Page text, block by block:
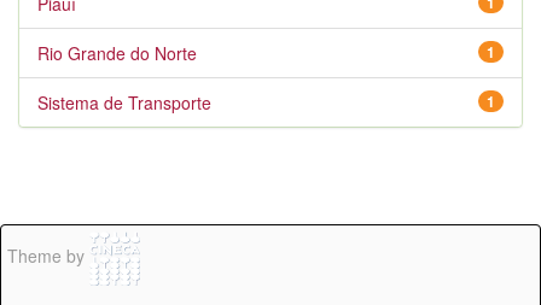
1
Rio Grande do Norte
1
Sistema de Transporte
Theme by